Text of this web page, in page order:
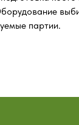
партии.